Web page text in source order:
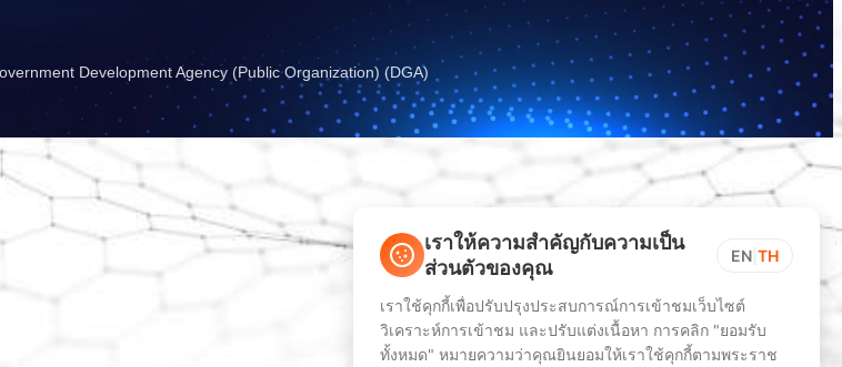
Development Agency (Public Organization) (DGA)
เราให้ความสำคัญกับความเป็น
ส่วนตัวของคุณ
EN TH
เราใช้คุกกี้เพื่อปรับปรุงประสบการณ์การเข้าชมเว็บไซต์
วิเคราะห์การเข้าชม และปรับแต่งเนื้อหา การคลิก "ยอมรับ
ทั้งหมด" หมายความว่าคุณยินยอมให้เราใช้คุกกี้ตามพระราช